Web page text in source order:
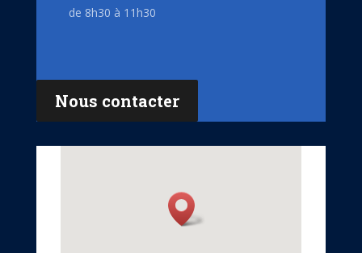
de 8h30 à 11h30
Nous contacter